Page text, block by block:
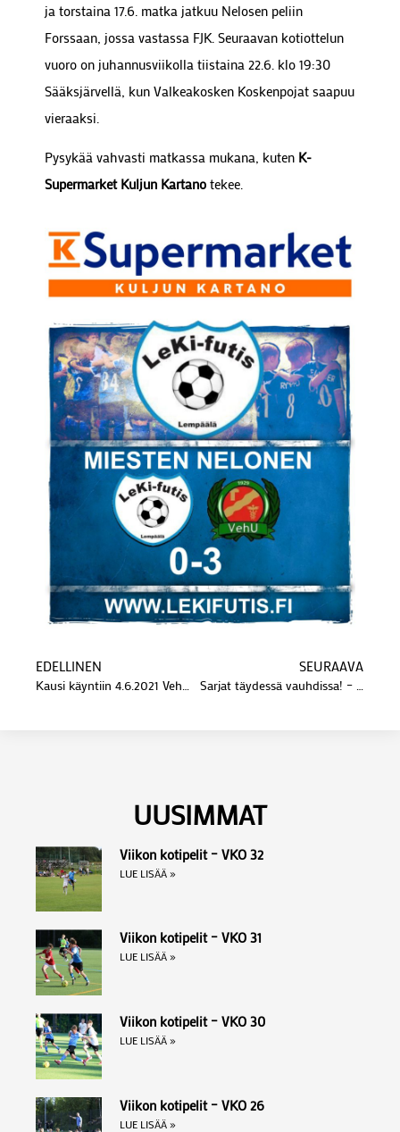
ja torstaina 17.6. matka jatkuu Nelosen peliin
Forssaan, jossa vastassa FJK. Seuraavan kotiottelun
vuoro on juhannusviikolla tiistaina 22.6. klo 19:30
Sääksjärvellä, kun Valkeakosken Koskenpojat saapuu
vieraaksi.
Pysykää vahvasti matkassa mukana, kuten K-
Supermarket Kuljun Kartano tekee.
EDELLINEN
Kausi käyntiin 4.6.2021 Vehmaisten Urheilijoita vastaan
SEURAAVA
Sarjat täydessä vauhdissa! – Kotipelit vko 23
UUSIMMAT
Viikon kotipelit – VKO 32
LUE LISÄÄ »
Viikon kotipelit – VKO 31
LUE LISÄÄ »
Viikon kotipelit – VKO 30
LUE LISÄÄ »
Viikon kotipelit – VKO 26
LUE LISÄÄ »